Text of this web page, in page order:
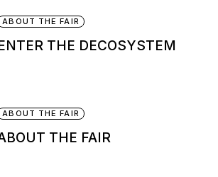
ABOUT THE FAIR
THE DECOSYSTEM
ABOUT THE FAIR
THE FAIR